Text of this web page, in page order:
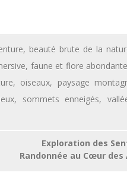
, beauté brute de la
, faune et flore
, oiseaux, paysage
, sommets enneigés,
Exploration des
Randonnée au Cœur des